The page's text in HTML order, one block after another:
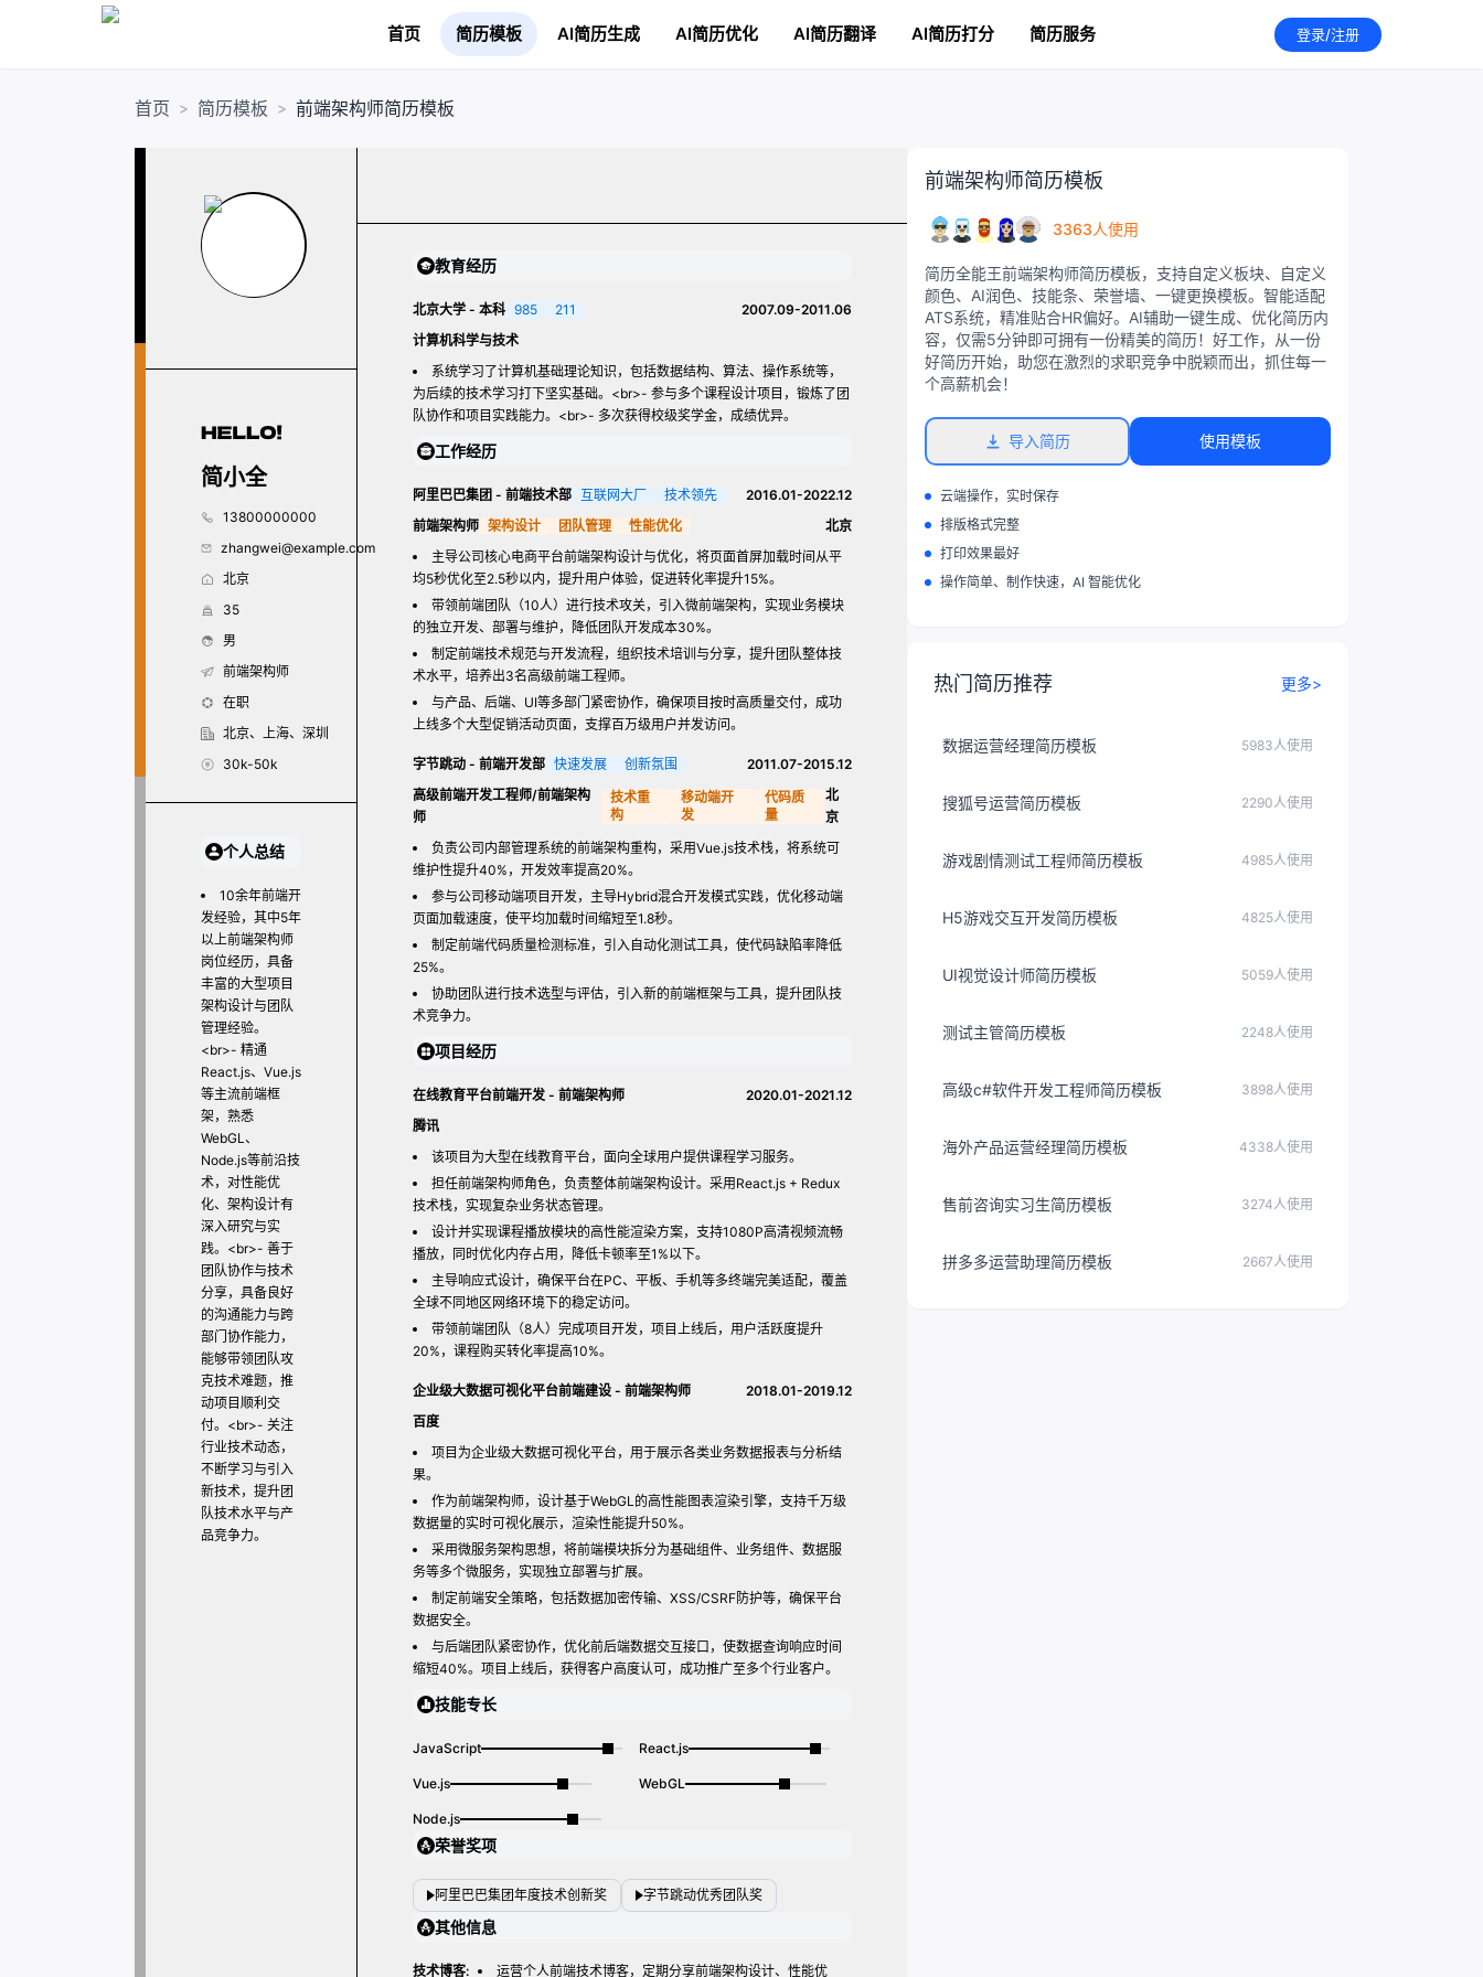
首页 简历模板 AI简历生成 AI简历优化 AI简历翻译 AI简历打分 简历服务 登录/注册
首页 > 简历模板 > 前端架构师简历模板
前端架构师简历模板
3363人使用
简历全能王前端架构师简历模板，支持自定义板块、自定义
颜色、AI润色、技能条、荣誉墙、一键更换模板。智能适配
ATS系统，精准贴合HR偏好。AI辅助一键生成、优化简历内
容，仅需5分钟即可拥有一份精美的简历！好工作，从一份
好简历开始，助您在激烈的求职竞争中脱颖而出，抓住每一
个高薪机会！
导入简历 使用模板
云端操作，实时保存
排版格式完整
打印效果最好
操作简单、制作快速，AI 智能优化
热门简历推荐 更多>
数据运营经理简历模板 5983人使用
搜狐号运营简历模板 2290人使用
游戏剧情测试工程师简历模板 4985人使用
H5游戏交互开发简历模板 4825人使用
UI视觉设计师简历模板 5059人使用
测试主管简历模板 2248人使用
高级c#软件开发工程师简历模板 3898人使用
海外产品运营经理简历模板 4338人使用
售前咨询实习生简历模板 3274人使用
拼多多运营助理简历模板 2667人使用
简小全
13800000000
zhangwei@example.com
北京
35
男
前端架构师
在职
北京、上海、深圳
30k-50k
个人总结
10余年前端开
发经验，其中5年
以上前端架构师
岗位经历，具备
丰富的大型项目
架构设计与团队
管理经验。
<br>- 精通
React.js、Vue.js
等主流前端框
架，熟悉
WebGL、
Node.js等前沿技
术，对性能优
化、架构设计有
深入研究与实
践。 <br>- 善于
团队协作与技术
分享，具备良好
的沟通能力与跨
部门协作能力，
能够带领团队攻
克技术难题，推
动项目顺利交
付。 <br>- 关注
行业技术动态，
不断学习与引入
新技术，提升团
队技术水平与产
品竞争力。
教育经历
北京大学 - 本科 985 211
2007.09-2011.06
计算机科学与技术
系统学习了计算机基础理论知识，包括数据结构、算法、操作系统等，
为后续的技术学习打下坚实基础。 <br>- 参与多个课程设计项目，锻炼了团
队协作和项目实践能力。 <br>- 多次获得校级奖学金，成绩优异。
工作经历
阿里巴巴集团 - 前端技术部 互联网大厂 技术领先
2016.01-2022.12
前端架构师 架构设计 团队管理 性能优化
北京
主导公司核心电商平台前端架构设计与优化，将页面首屏加载时间从平
均5秒优化至2.5秒以内，提升用户体验，促进转化率提升15%。
带领前端团队（10人）进行技术攻关，引入微前端架构，实现业务模块
的独立开发、部署与维护，降低团队开发成本30%。
制定前端技术规范与开发流程，组织技术培训与分享，提升团队整体技
术水平，培养出3名高级前端工程师。
与产品、后端、UI等多部门紧密协作，确保项目按时高质量交付，成功
上线多个大型促销活动页面，支撑百万级用户并发访问。
字节跳动 - 前端开发部 快速发展 创新氛围
2011.07-2015.12
高级前端开发工程师/前端架构
师
技术重
构
移动端开
发
代码质
量
北
京
负责公司内部管理系统的前端架构重构，采用Vue.js技术栈，将系统可
维护性提升40%，开发效率提高20%。
参与公司移动端项目开发，主导Hybrid混合开发模式实践，优化移动端
页面加载速度，使平均加载时间缩短至1.8秒。
制定前端代码质量检测标准，引入自动化测试工具，使代码缺陷率降低
25%。
协助团队进行技术选型与评估，引入新的前端框架与工具，提升团队技
术竞争力。
项目经历
在线教育平台前端开发 - 前端架构师
2020.01-2021.12
腾讯
该项目为大型在线教育平台，面向全球用户提供课程学习服务。
担任前端架构师角色，负责整体前端架构设计。采用React.js + Redux
技术栈，实现复杂业务状态管理。
设计并实现课程播放模块的高性能渲染方案，支持1080P高清视频流畅
播放，同时优化内存占用，降低卡顿率至1%以下。
主导响应式设计，确保平台在PC、平板、手机等多终端完美适配，覆盖
全球不同地区网络环境下的稳定访问。
带领前端团队（8人）完成项目开发，项目上线后，用户活跃度提升
20%，课程购买转化率提高10%。
企业级大数据可视化平台前端建设 - 前端架构师
2018.01-2019.12
百度
项目为企业级大数据可视化平台，用于展示各类业务数据报表与分析结
果。
作为前端架构师，设计基于WebGL的高性能图表渲染引擎，支持千万级
数据量的实时可视化展示，渲染性能提升50%。
采用微服务架构思想，将前端模块拆分为基础组件、业务组件、数据服
务等多个微服务，实现独立部署与扩展。
制定前端安全策略，包括数据加密传输、XSS/CSRF防护等，确保平台
数据安全。
与后端团队紧密协作，优化前后端数据交互接口，使数据查询响应时间
缩短40%。项目上线后，获得客户高度认可，成功推广至多个行业客户。
技能专长
JavaScript React.js
Vue.js WebGL
Node.js
荣誉奖项
阿里巴巴集团年度技术创新奖 字节跳动优秀团队奖
其他信息
技术博客: 运营个人前端技术博客，定期分享前端架构设计、性能优